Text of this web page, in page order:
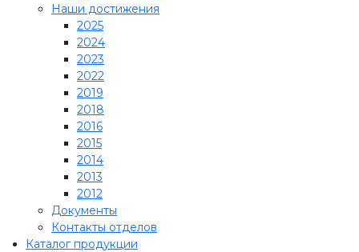
Наши достижения
2025
2024
2023
2022
2019
2018
2016
2015
2014
2013
2012
Документы
Контакты отделов
Каталог продукции